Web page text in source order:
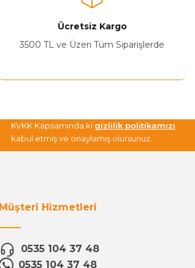
Ücretsiz Kargo
3500 TL ve Üzeri Tüm Siparişlerde
KVKK Kapsamında ki gizlilik politikamızı
kabul etmiş ve onaylamış olursunuz.
Müşteri Hizmetleri
0535 104 37 48
0535 104 37 48